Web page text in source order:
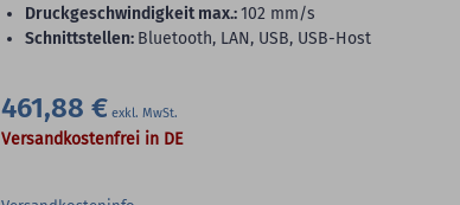
Druckgeschwindigkeit max.:102 mm/s
Schnittstellen: Bluetooth, LAN, USB, USB-Host
461,88 €
Versandkostenfrei in DE